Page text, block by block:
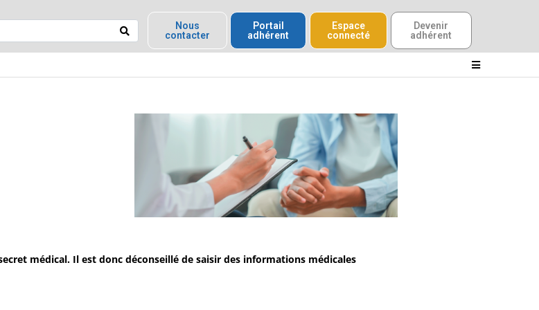
Nous
contacter
Portail
adhérent
Espace
connecté
Devenir
adhérent
médical. Il est donc déconseillé de saisir des informations médicales